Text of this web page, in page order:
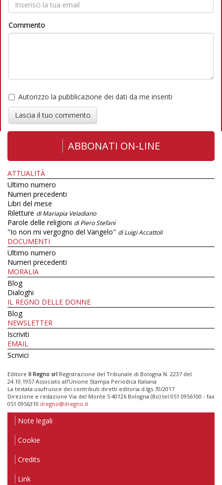
Commento
Autorizzo la pubblicazione dei dati da me inseriti
Lascia il tuo commento
ABBONATI ON-LINE
ATTUALITÀ
Ultimo numero
Numeri precedenti
Libri del mese
Riletture di Mariapia Veladiano
Parole delle religioni di Piero Stefani
"Io non mi vergogno del Vangelo" di Luigi Accattoli
DOCUMENTI
Ultimo numero
Numeri precedenti
MORALIA
Blog
Dialoghi
IL REGNO DELLE DONNE
Blog
NEWSLETTER
Iscriviti
EMAIL
Scrivici
Editore Il Regno srl Registrazione del Tribunale di Bologna N. 2237 del
24.10.1957 Associato all’Unione Stampa Periodica Italiana
La testata usufruisce dei contributi diretti editoria d.lgs 70/2017
Direzione e redazione Via del Monte 5 40126 Bologna (Bo) tel 051 0956100 - fax
051 0956310 ilregno@ilregno.it
Note legali
Cookie
Credits
Link